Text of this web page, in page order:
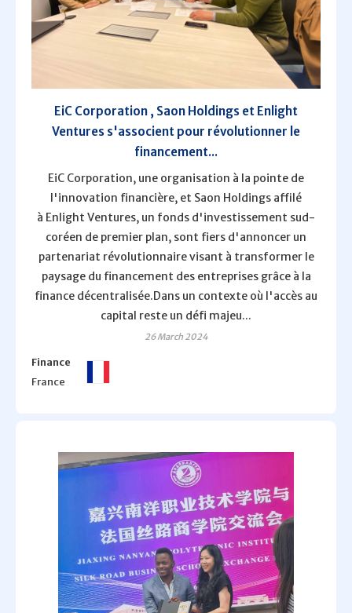
EiC Corporation , Saon Holdings et Enlight
Ventures s'associent pour révolutionner le
financement...
EiC Corporation, une organisation à la pointe de
l'innovation financière, et Saon Holdings affilé
à Enlight Ventures, un fonds d'investissement sud-
coréen de premier plan, sont fiers d'annoncer un
partenariat révolutionnaire visant à transformer le
paysage du financement des entreprises grâce à la
finance décentralisée.Dans un contexte où l'accès au
capital reste un défi majeu...
26 March 2024
Finance
France